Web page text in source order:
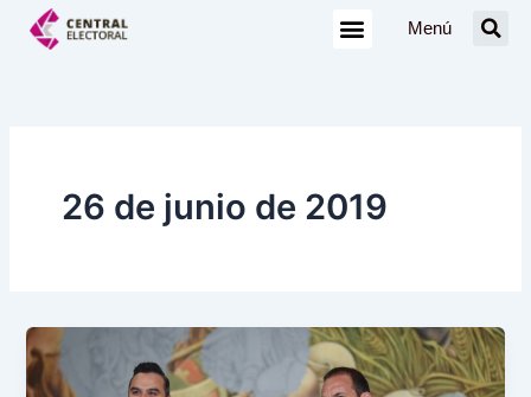
Menú
26 de junio de 2019